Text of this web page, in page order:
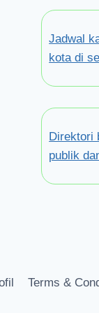
Jadwal
kota di
Direktori
publik
Terms &